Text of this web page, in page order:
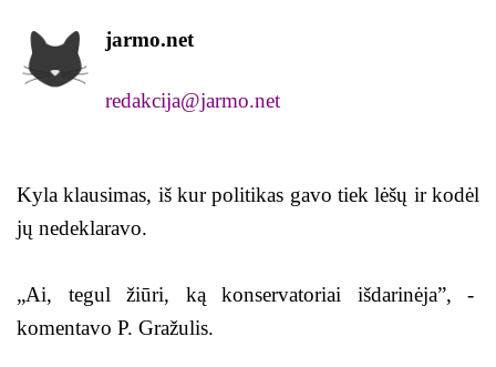
jarmo.net
redakcija@jarmo.net
Kyla klausimas, iš kur politikas gavo tiek lėšų ir kodėl
jų nedeklaravo.
„Ai, tegul žiūri, ką konservatoriai išdarinėja”, -
komentavo P. Gražulis.